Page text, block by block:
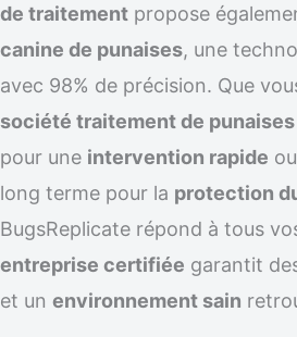
de traitement propose
canine de punaises, une
avec 98% de précision. Que
société traitement de
pour une intervention rapide
long terme pour la protection
BugsReplicate répond à tous
entreprise certifiée garantit
et un environnement sain